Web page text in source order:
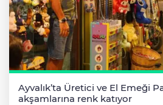
Ayvalık’ta Üretici ve El Emeği
akşamlarına renk katıyor